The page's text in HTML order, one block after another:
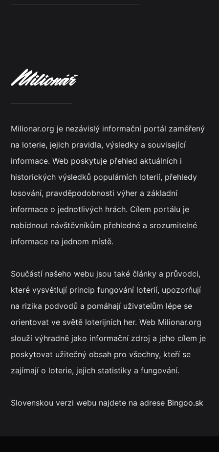
Milionar.org je nezávislý informační portál zaměřený
na loterie, jejich pravidla, výsledky a související
informace. Web poskytuje přehled aktuálních i
historických výsledků populárních loterií, přehledy
losování, pravděpodobnosti výher a základní
informace o jednotlivých hrách. Cílem portálu je
nabídnout návštěvníkům přehledné a srozumitelné
informace na jednom místě.
Součástí našeho webu jsou také články a průvodci,
které vysvětlují princip fungování loterií, upozorňují
na rizika podvodů a pomáhají uživatelům lépe se
orientovat ve světě loterijních her. Web Milionar.org
slouží výhradně jako informační zdroj a jeho cílem je
poskytovat užitečný obsah pro všechny, kteří se
zajímají o loterie, jejich statistiky a fungování.
Slovenskou verzi webu najdete na adrese Bingoo.sk